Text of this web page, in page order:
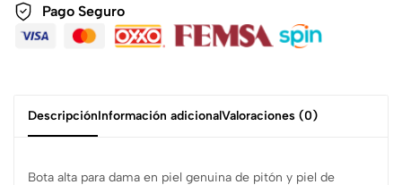
Pago Seguro
DescripciónInformación adicionalValoraciones (0)
Bota alta para dama en piel genuina de pitón y piel de